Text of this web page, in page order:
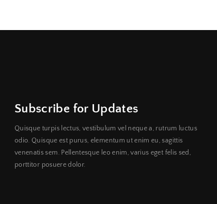
Subscribe for Updates
Quisque turpis lectus, vestibulum vel neque a, rutrum luctus
odio. Quisque est purus, elementum ut enim eu, sagittis
venenatis sem. Pellentesque leo enim, varius eget felis sed,
porttitor posuere dolor.